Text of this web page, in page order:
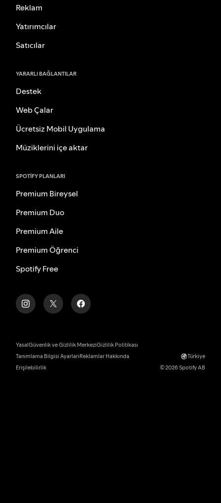
Reklam
Yatırımcılar
Satıcılar
YARARLI BAĞLANTILAR
Destek
Web Çalar
Ücretsiz Mobil Uygulama
Müziklerini içe aktar
SPOTIFY PLANLARI
Premium Bireysel
Premium Duo
Premium Aile
Premium Öğrenci
Spotify Free
YasalGüvenlik ve Gizlilik MerkeziGizlilik Politikası
Tanımlama Bilgisi AyarlarıReklamlar Hakkında
Erişilebilirlik
Türkiye
© 2026 Spotify AB